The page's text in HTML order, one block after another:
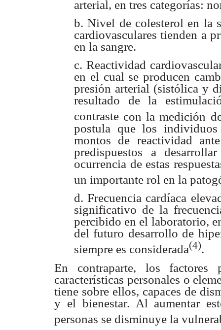
arterial, en tres categorías:
b. Nivel de colesterol en la
cardiovasculares tienden a
en la sangre.
c. Reactividad
en el cual se producen
presión arterial (sistólica y
resultado de la
contraste con la medición
postula que los
montos de reactividad
predispuestos a desarrollar
ocurrencia de estas
un importante rol en la
d. Frecuencia cardíaca
significativo de la
percibido en el laboratorio,
del futuro desarrollo de
siempre es considerada(4).
En contraparte, los factores
características personales o
tiene sobre ellos, capaces de
y el bienestar. Al aumentar
personas se disminuye la